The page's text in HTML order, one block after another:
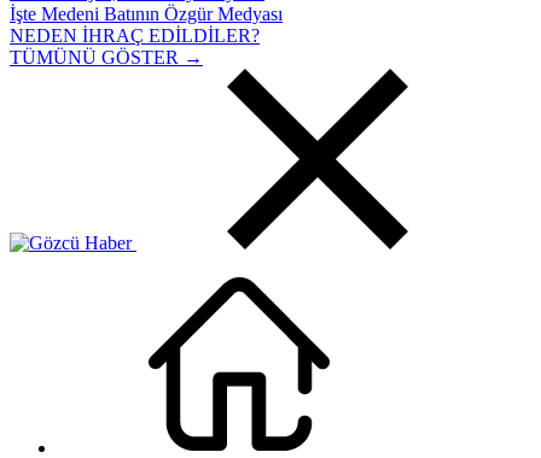
İşte Medeni Batının Özgür Medyası
NEDEN İHRAÇ EDİLDİLER?
TÜMÜNÜ GÖSTER →